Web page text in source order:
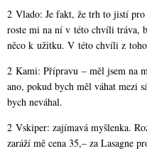
2 Vlado: Je fakt, že trh to jistí
roste mi na ní v této chvíli tráva,
něco k užitku. V této chvíli z
2 Kami: Přípravu – měl jsem na
ano, pokud bych měl váhat mezi
bych neváhal.
2 Vskiper: zajímavá myšlenka.
zaráží mě cena 35,– za Lasagne